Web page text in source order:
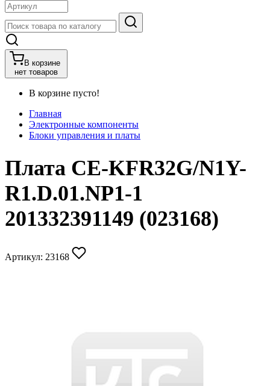
В корзине
нет товаров
В корзине пусто!
Главная
Электронные компоненты
Блоки управления и платы
Плата CE-KFR32G/N1Y-
R1.D.01.NP1-1
201332391149 (023168)
Артикул: 23168